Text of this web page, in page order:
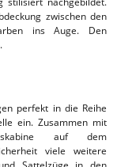
zwischen den
ins Auge. Den
perfekt in die Reihe
ein. Zusammen mit
auf dem
viele weitere